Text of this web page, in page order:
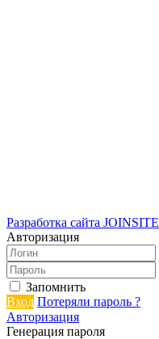
Разработка сайта JOINSITE
Авторизация
Запомнить
Вход Потеряли пароль ?
Авторизация
Генерация пароля